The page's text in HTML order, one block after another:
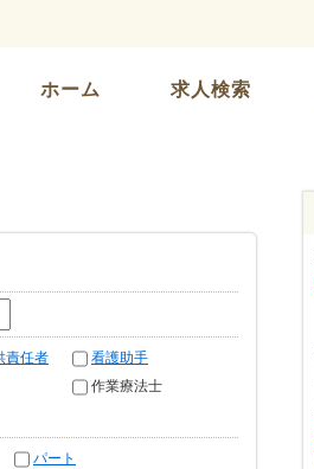
ホーム 求人検索
責任者
看護助手
作業療法士
パート